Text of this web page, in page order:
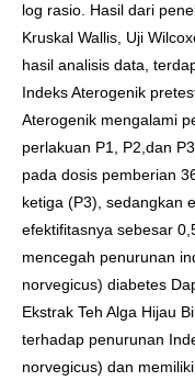
log rasio. Hasil dari
Kruskal Wallis, Uji
hasil analisis data,
Indeks Aterogenik
Aterogenik mengalami
perlakuan P1, P2,dan
pada dosis pemberian
ketiga (P3), sedangkan
efektifitasnya sebesar
mencegah penurunan
norvegicus) diabetes
Ekstrak Teh Alga Hijau
terhadap penurunan
norvegicus) dan